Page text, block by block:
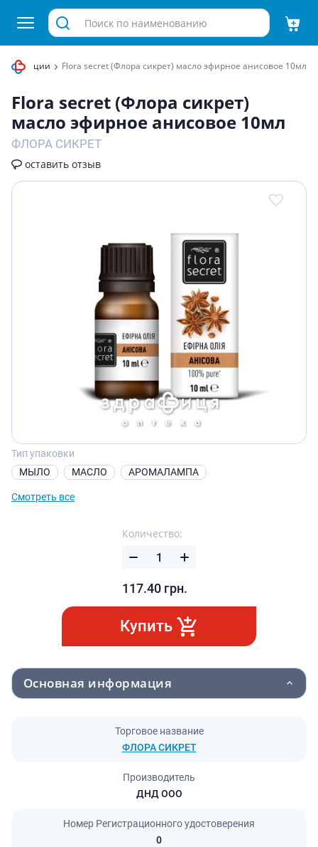
Flora secret (Флора сикрет) масло эфирное анисовое 10мл
Flora secret (Флора сикрет)
масло эфирное анисовое 10мл
ФЛОРА СИКРЕТ
оставить отзыв
Тип упаковки
МЫЛО
МАСЛО АРОМАЛАМПА
Смотреть все
Количество:
117.40 грн.
Купить
Основная информация
Торговое название
ФЛОРА СИКРЕТ
Производитель
ДНД ООО
Номер Регистрационного удостоверения
0